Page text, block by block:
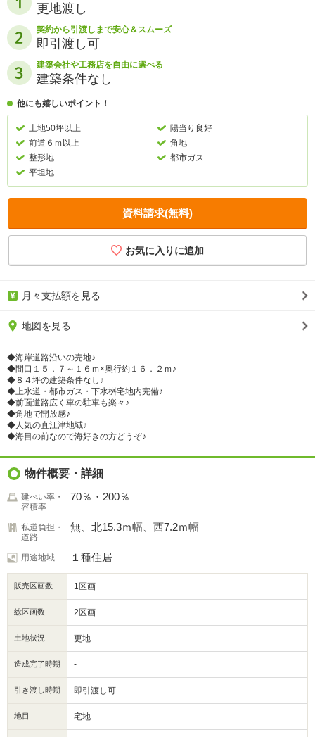
更地渡し
契約から引渡しまで安心＆スムーズ
即引渡し可
建築会社や工務店を自由に選べる
建築条件なし
他にも嬉しいポイント！
土地50坪以上
陽当り良好
前道６ｍ以上
角地
整形地
都市ガス
平坦地
資料請求(無料)
月々支払額を見る
地図を見る
◆海岸道路沿いの売地♪
◆間口１５．７～１６ｍ×奥行約１６．２ｍ♪
◆８４坪の建築条件なし♪
◆上水道・都市ガス・下水桝宅地内完備♪
◆前面道路広く車の駐車も楽々♪
◆角地で開放感♪
◆人気の直江津地域♪
◆海目の前なので海好きの方どうぞ♪
物件概要・詳細
建ぺい率・
容積率
70％・200％
私道負担・
道路
無、北15.3ｍ幅、西7.2ｍ幅
用途地域 １種住居
販売区画数 1区画
総区画数 2区画
土地状況 更地
造成完了時期 -
引き渡し時期 即引渡し可
地目 宅地